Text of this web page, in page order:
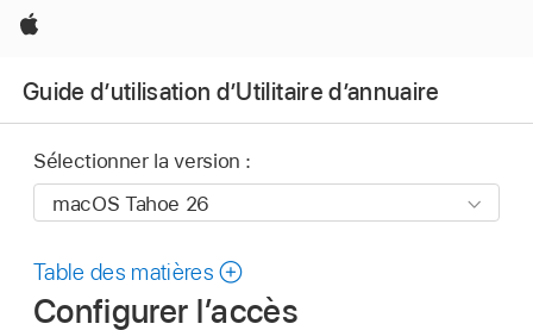
Apple
Guide d’utilisation d’Utilitaire d’annuaire
Sélectionner la version :
Table des matières
Configurer l’accès